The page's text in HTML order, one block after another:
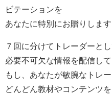
ビテーションを
あなたに特別にお贈りします
７回に分けてトレーダーと
必要不可欠な情報を配信して
もし、あなたが敏腕なトレ
どんどん教材やコンテンツ